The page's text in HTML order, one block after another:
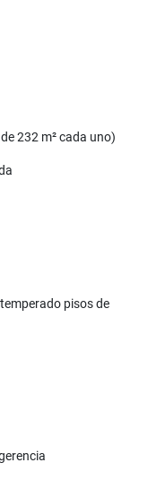
232 m² cada uno)
pisos de